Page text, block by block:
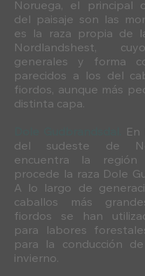
Noruega, el principal
del paisaje son las
es la raza propia de
Nordlandshest,
generales y forma
parecidos a los del
fiordos, aunque más
distinta capa. ​
En
del sudeste de
encuentra la
procede la raza Dole
A lo largo de
caballos más
fiordos se han
para labores
para la conducción
invierno.